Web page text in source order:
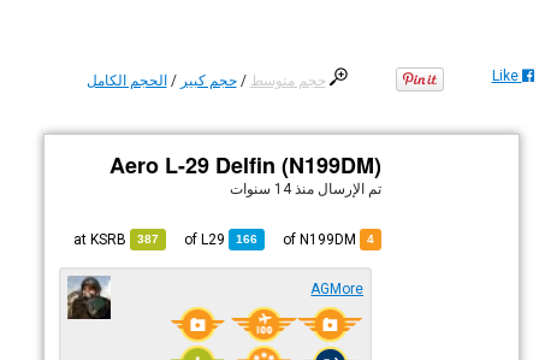
حجم متوسط /حجم كبير /الحجم الكامل Like
Aero L-29 Delfin (N199DM)
تم الإرسال منذ 14 سنوات
4
166
L29
387
KSRB
AGMore